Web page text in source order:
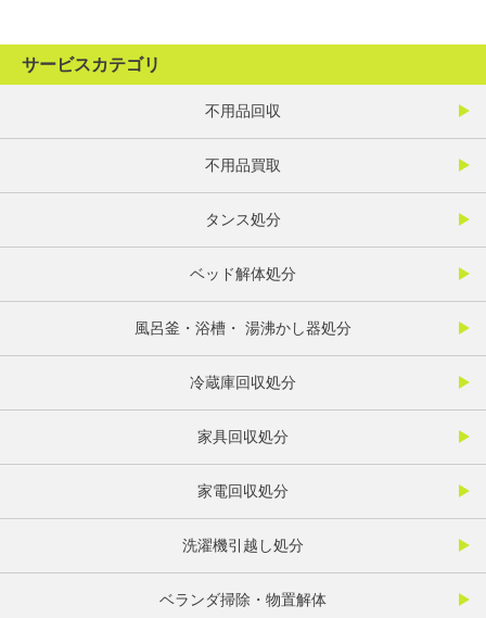
サービスカテゴリ
不用品回収
不用品買取
タンス処分
ベッド解体処分
風呂釜・浴槽・ 湯沸かし器処分
冷蔵庫回収処分
家具回収処分
家電回収処分
洗濯機引越し処分
ベランダ掃除・物置解体